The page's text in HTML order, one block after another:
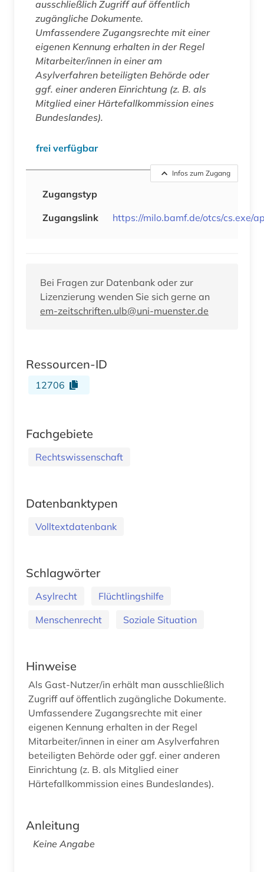
ausschließlich Zugriff auf öffentlich
zugängliche Dokumente.
Umfassendere Zugangsrechte mit einer
eigenen Kennung erhalten in der Regel
Mitarbeiter/innen in einer am
Asylverfahren beteiligten Behörde oder
ggf. einer anderen Einrichtung (z. B. als
Mitglied einer Härtefallkommission eines
Bundeslandes).
frei verfügbar
Infos zum Zugang
Zugangstyp
Zugangslink
https://milo.bamf.de/otcs/cs.exe/
Bei Fragen zur Datenbank oder zur
Lizenzierung wenden Sie sich gerne an
em-zeitschriften.ulb@uni-muenster.de
Ressourcen-ID
12706
Fachgebiete
Rechtswissenschaft
Datenbanktypen
Volltextdatenbank
Schlagwörter
Asylrecht
Flüchtlingshilfe
Menschenrecht
Soziale Situation
Hinweise
Als Gast-Nutzer/in erhält man ausschließlich
Zugriff auf öffentlich zugängliche Dokumente.
Umfassendere Zugangsrechte mit einer
eigenen Kennung erhalten in der Regel
Mitarbeiter/innen in einer am Asylverfahren
beteiligten Behörde oder ggf. einer anderen
Einrichtung (z. B. als Mitglied einer
Härtefallkommission eines Bundeslandes).
Anleitung
Keine Angabe